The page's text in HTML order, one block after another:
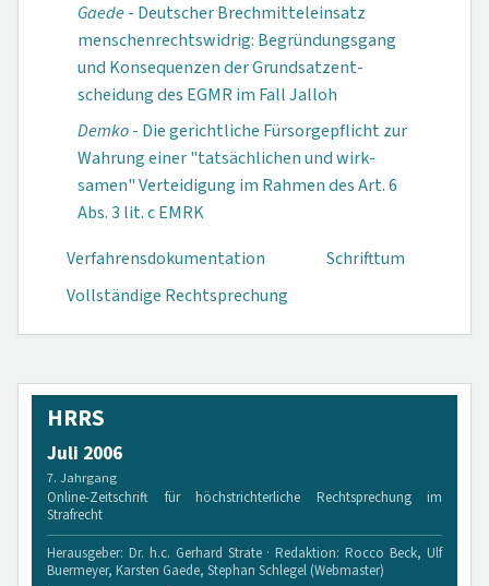
Gaede- Deutscher Brechmitteleinsatz
menschenrechtswid­rig: Begründungs­gang
und Konse­quenzen der Grundsatzent­
scheidung des EGMR im Fall Jalloh
Demko- Die gericht­liche Fürsorge­pflicht zur
Wahrung einer "tatsäch­lichen und wirk­
samen" Verteidi­gung im Rahmen des Art. 6
Abs. 3 lit. c EMRK
Verfahrensdokumen­tation
Schrifttum
Vollständige Rechtsprechung
HRRS
Juli 2006
7. Jahrgang
Online-Zeitschrift für höchstrichterliche Rechtsprechung im
Strafrecht
Herausgeber: Dr. h.c. Gerhard Strate · Redaktion: Rocco Beck, Ulf
Buermeyer, Karsten Gaede, Stephan Schlegel (Webmaster)